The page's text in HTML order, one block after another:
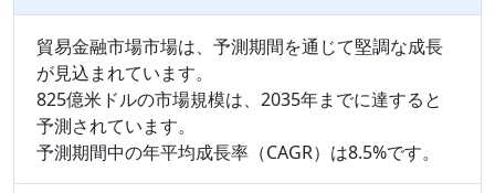
貿易金融市場市場は、予測期間を通じて堅調な成長
が見込まれています。
825億米ドルの市場規模は、2035年までに達すると
予測されています。
予測期間中の年平均成長率（CAGR）は8.5%です。